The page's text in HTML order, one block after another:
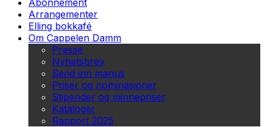
Abonnement
Arrangementer
Elling bokkafé
Om Cappelen Damm
Presse
Nyhetsbrev
Send inn manus
Priser og nominasjoner
Stipender og minnepriser
Kataloger
Rapport 2025